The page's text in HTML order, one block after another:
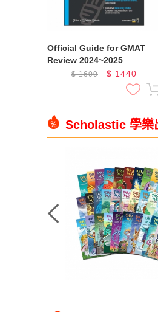
Official Guide for GMAT
Review 2024~2025
$1600 $ 1440
Scholastic 學樂